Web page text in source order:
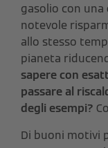
gasolio con una
notevole
allo stesso
pianeta
sapere con
passare al
degli esempi?
Di buoni motivi